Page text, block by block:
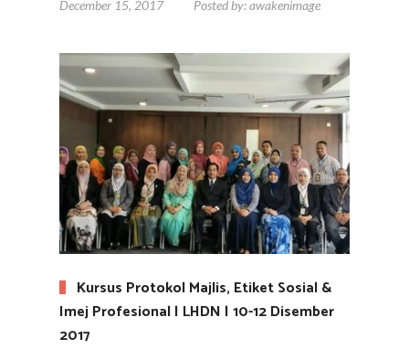
December 15, 2017 Posted by:awakenimage
Kursus Protokol Majlis, Etiket Sosial &
Imej Profesional | LHDN | 10-12 Disember
2017